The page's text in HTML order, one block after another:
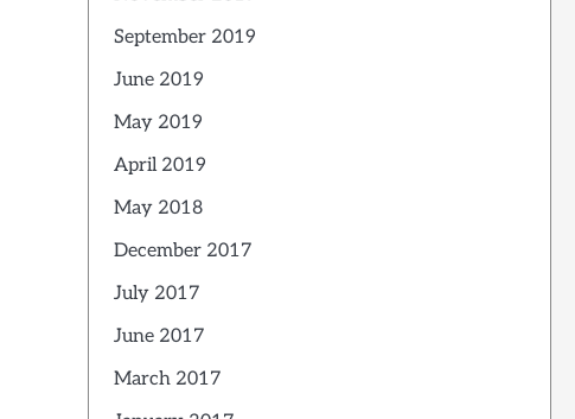
September 2019
June 2019
May 2019
April 2019
May 2018
December 2017
July 2017
June 2017
March 2017